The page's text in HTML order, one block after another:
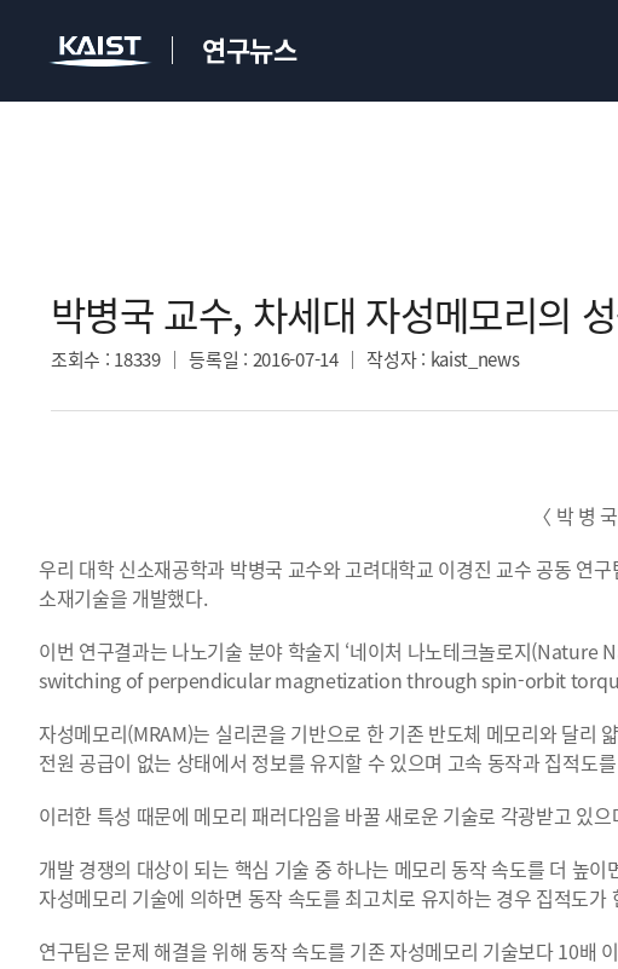
연구뉴스
박병국 교수, 차세대 자성메모리의
조회수 : 18339 등록일 : 2016-07-14 작성자: kaist_news
〈 박 병
우리 대학 신소재공학과 박병국 교수와 고려대학교 이경진 교수 공동 연
소재기술을 개발했다.
이번 연구결과는 나노기술 분야 학술지 ‘네이처 나노테크놀로지
switching of perpendicular magnetization through spin-orbit
자성메모리(MRAM)는 실리콘을 기반으로 한 기존 반도체 메모리와 달리
전원 공급이 없는 상태에서 정보를 유지할 수 있으며 고속 동작과 집적도
이러한 특성 때문에 메모리 패러다임을 바꿀 새로운 기술로 각광받고 있
개발 경쟁의 대상이 되는 핵심 기술 중 하나는 메모리 동작 속도를 더 높
자성메모리 기술에 의하면 동작 속도를 최고치로 유지하는 경우 집적도가
연구팀은 문제 해결을 위해 동작 속도를 기존 자성메모리 기술보다 10배